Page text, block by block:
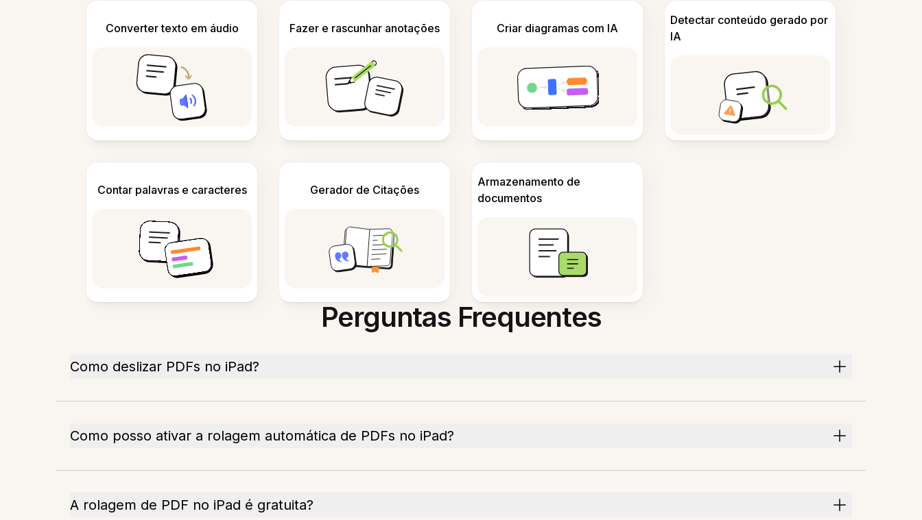
Converter texto em áudio Fazer e rascunhar anotações Criar diagramas com IA
Detectar conteúdo gerado por
IA
Contar palavras e caracteres Gerador de Citações
Armazenamento de
documentos
Perguntas Frequentes
Como deslizar PDFs no iPad?
Como posso ativar a rolagem automática de PDFs no iPad?
A rolagem de PDF no iPad é gratuita?